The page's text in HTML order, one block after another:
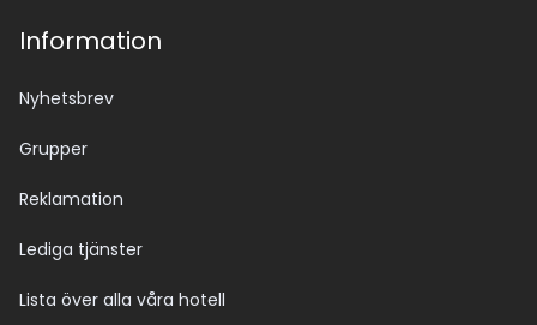
Information
Nyhetsbrev
Grupper
Reklamation
Lediga tjänster
Lista över alla våra hotell